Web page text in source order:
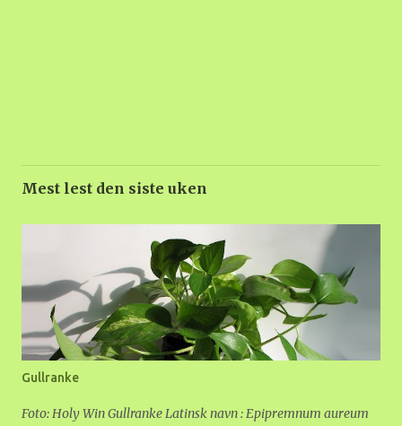
Mest lest den siste uken
Gullranke
Foto: Holy Win Gullranke Latinsk navn : Epipremnum aureum